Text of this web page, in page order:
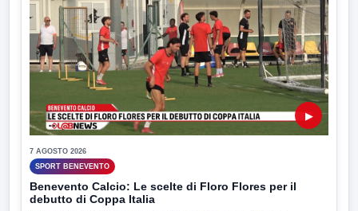
▶
7 AGOSTO 2026
SPORT BENEVENTO
Benevento Calcio: Le scelte di Floro Flores per il
debutto di Coppa Italia